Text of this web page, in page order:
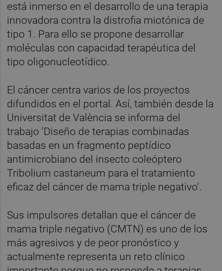
está inmerso en el desarrollo de una terapia
innovadora contra la distrofia miotónica de
tipo 1. Para ello se propone desarrollar
moléculas con capacidad terapéutica del
tipo oligonucleotídico.
El cáncer centra varios de los proyectos
difundidos en el portal. Así, también desde la
Universitat de València se informa del
trabajo 'Diseño de terapias combinadas
basadas en un fragmento peptídico
antimicrobiano del insecto coleóptero
Tribolium castaneum para el tratamiento
eficaz del cáncer de mama triple negativo'.
Sus impulsores detallan que el cáncer de
mama triple negativo (CMTN) es uno de los
más agresivos y de peor pronóstico y
actualmente representa un reto clínico